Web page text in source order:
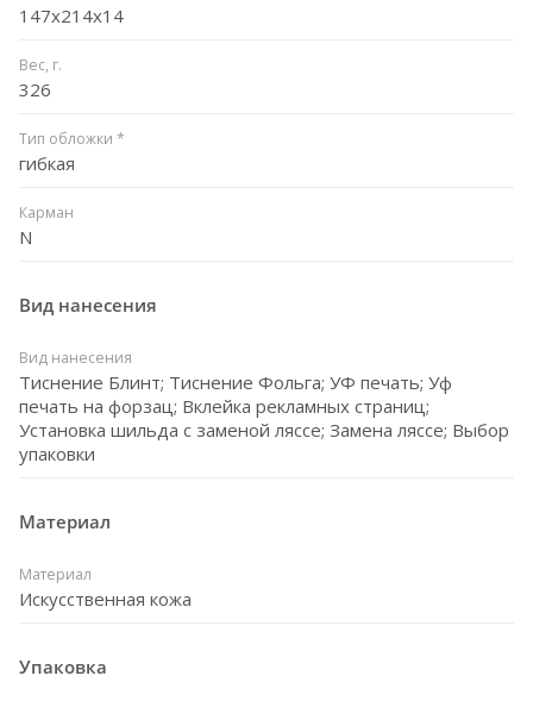
147x214x14
Вес, г.
326
Тип обложки *
гибкая
Карман
N
Вид нанесения
Вид нанесения
Тиснение Блинт; Тиснение Фольга; УФ печать; Уф
печать на форзац; Вклейка рекламных страниц;
Установка шильда с заменой ляссе; Замена ляссе; Выбор
упаковки
Материал
Материал
Искусственная кожа
Упаковка